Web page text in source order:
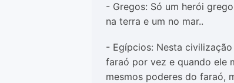
- Gregos: Só um herói
na terra e um no mar..
- Egípcios: Nesta
faraó por vez e quando ele
mesmos poderes do faraó,